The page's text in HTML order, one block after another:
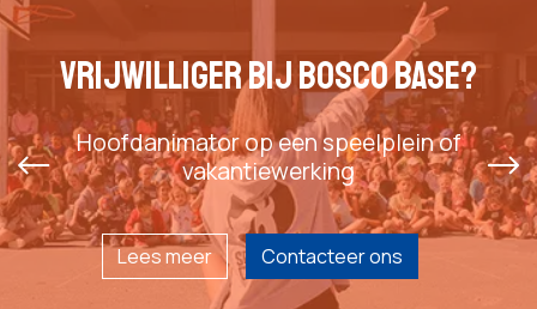
VRIJWILLIGER BIJ BOSCO BASE?
Hoofdanimator op een speelplein of
vakantiewerking
Lees meer Contacteer ons
VRIJWILLIGER BIJ BOSCO BASE?
Cursus geven aan animatoren
Lees meer Contacteer ons